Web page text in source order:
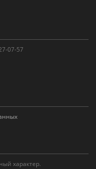
07-57
характер.